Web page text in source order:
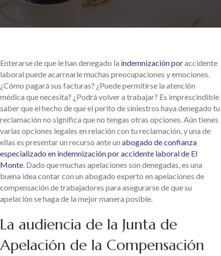
Enterarse de que le han denegado la indemnización poraccidente
laboral puede acarrearle muchas preocupaciones y emociones.
¿Cómo pagará sus facturas? ¿Puede permitirse la atención
médica que necesita? ¿Podrá volver a trabajar? Es imprescindible
saber que el hecho de que el perito de siniestros haya denegado tu
reclamación no significa que no tengas otras opciones. Aún tienes
varias opciones legales en relación con tu reclamación, y una de
ellas es presentar un recurso ante un abogado de confianza
especializado en indemnización por accidente laboral de El
Monte. Dado que muchas apelaciones son denegadas, es una
buena idea contar con un abogado experto en apelaciones de
compensación de trabajadores para asegurarse de que su
apelación se haga de la mejor manera posible.
La audiencia de la Junta de
Apelación de la Compensación